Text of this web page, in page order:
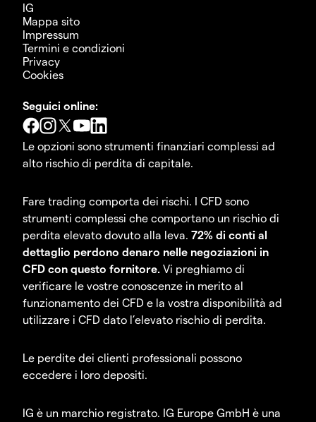
IG
Mappa sito
Impressum
Termini e condizioni
Privacy
Cookies
Seguici online:
Le opzioni sono strumenti finanziari complessi ad
alto rischio di perdita di capitale.
Fare trading comporta dei rischi. I CFD sono
strumenti complessi che comportano un rischio di
perdita elevato dovuto alla leva. 72% di conti al
dettaglio perdono denaro nelle negoziazioni in
CFD con questo fornitore. Vi preghiamo di
verificare le vostre conoscenze in merito al
funzionamento dei CFD e la vostra disponibilità ad
utilizzare i CFD dato l’elevato rischio di perdita.
Le perdite dei clienti professionali possono
eccedere i loro depositi.
IG è un marchio registrato. IG Europe GmbH è una